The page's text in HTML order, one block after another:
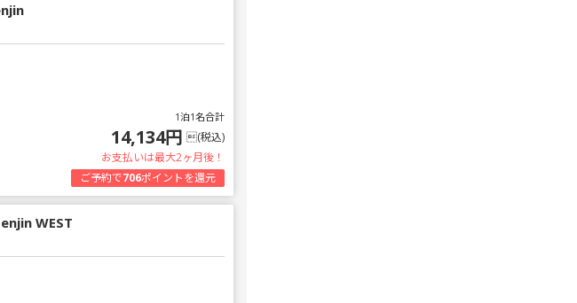
1泊1名合計
14,134円 (税込)
お支払いは最大2ヶ月後！
ご予約で706ポイントを還元
WEST